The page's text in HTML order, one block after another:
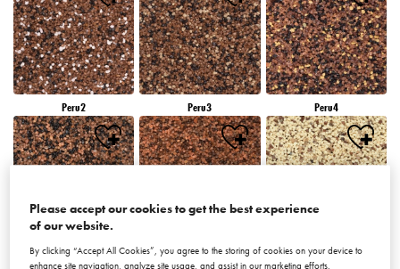
Peru2 Peru3 Peru4
Peru5 Peru6 Sierra1
Please accept our cookies to get the best experience
of our website.
By clicking “Accept All Cookies”, you agree to the storing of cookies on your device to
enhance site navigation, analyze site usage, and assist in our marketing efforts.